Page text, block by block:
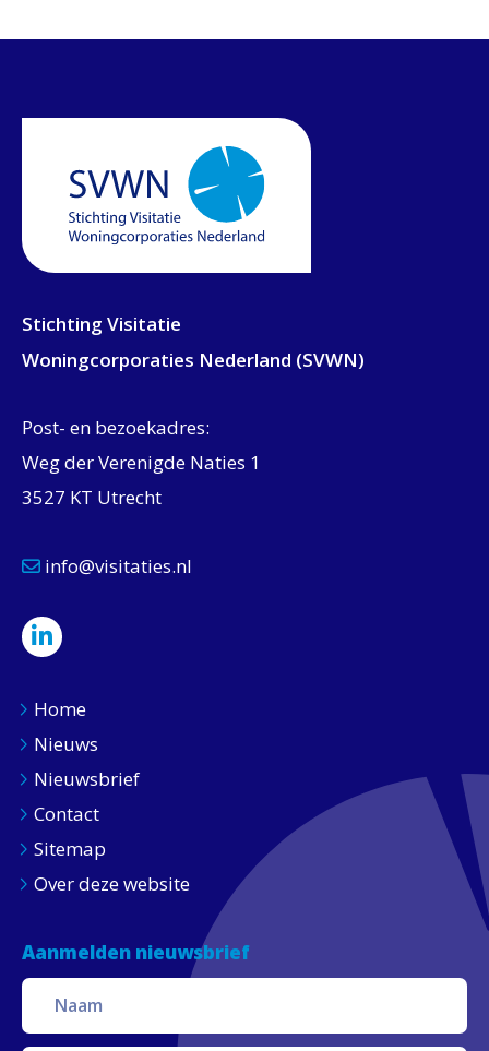
Stichting Visitatie
Woningcorporaties Nederland (SVWN)
Post- en bezoekadres:
Weg der Verenigde Naties 1
3527 KT Utrecht
info@visitaties.nl
Home
Nieuws
Nieuwsbrief
Contact
Sitemap
Over deze website
Aanmelden nieuwsbrief